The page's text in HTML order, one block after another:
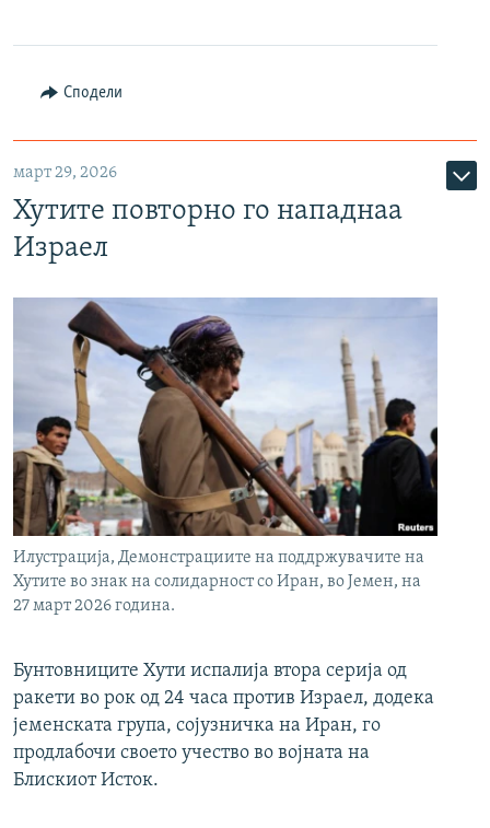
Сподели
март 29, 2026
Хутите повторно го нападнаа
Израел
Илустрација, Демонстрациите на поддржувачите на
Хутите во знак на солидарност со Иран, во Јемен, на
27 март 2026 година.
Бунтовниците Хути испалија втора серија од
ракети во рок од 24 часа против Израел, додека
јеменската група, сојузничка на Иран, го
продлабочи своето учество во војната на
Блискиот Исток.